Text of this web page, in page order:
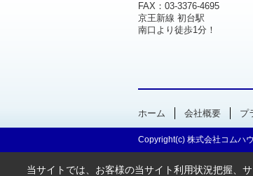
FAX：03-3376-4695
京王新線 初台駅
南口より徒歩1分！
ホーム 会社概要 プ
Copyright(c) 株式会社コムハ
当サイトでは、お客様の当サイト利用状況把握、